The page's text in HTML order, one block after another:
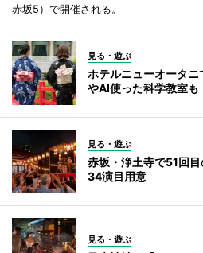
赤坂5）で開催される。
見る・遊ぶ
ホテルニューオータ
やAI使った科学教室も
見る・遊ぶ
赤坂・浄土寺で51回
34演目用意
見る・遊ぶ